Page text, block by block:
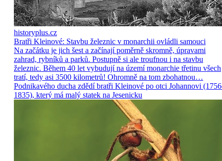
historyplus.cz
Bratři Kleinové: Stavbu železnic v monarchii ovládli samouci
Na začátku je jich šest a začínají poměrně skromně, úpravami
zahrad, rybníků a parků. Postupně si ale troufnou i na stavbu
železnic. Během 40 let vybudují na území monarchie třetinu všech
tratí, tedy asi 3500 kilometrů! Ohromně na tom zbohatnou…
Podnikavého ducha zdědí bratři Kleinové po otci Johannovi
1835), který má malý statek na Jesenicku